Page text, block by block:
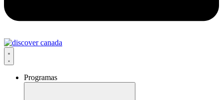
Programas